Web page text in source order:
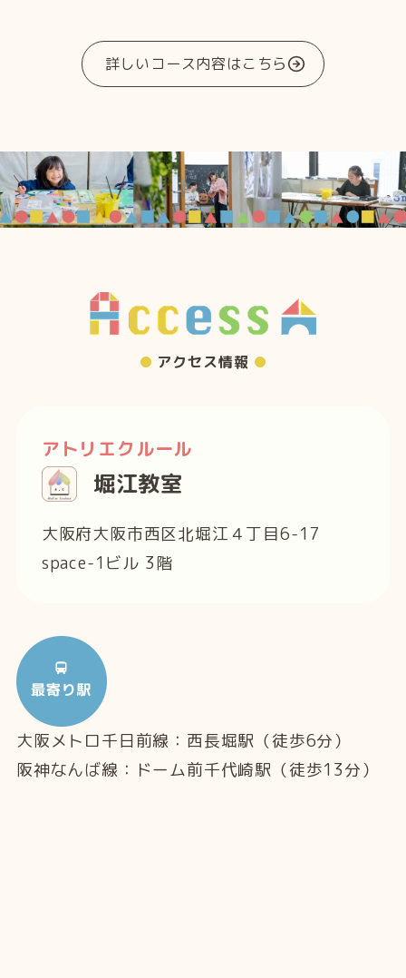
詳しいコース内容はこちら
アクセス情報
アトリエクルール
堀江教室
大阪府大阪市西区北堀江４丁目6-17
space-1ビル 3階
大阪メトロ千日前線：西長堀駅（徒歩6分）
阪神なんば線：ドーム前千代崎駅（徒歩13分）